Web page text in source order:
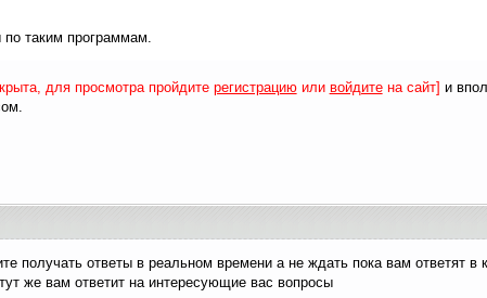
таким программам.
для просмотра пройдите регистрациюили войдитена сайт] и
получать ответы в реальном времени а не ждать пока вам ответят
же вам ответит на интересующие вас вопросы